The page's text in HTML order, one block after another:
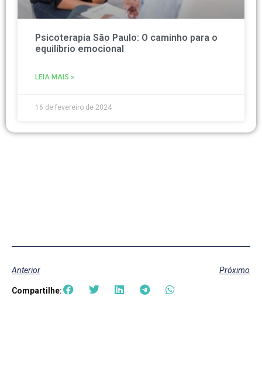
Psicoterapia São Paulo: O caminho para o
equilíbrio emocional
LEIA MAIS »
16 de fevereiro de 2024
Anterior Próximo
Compartilhe: